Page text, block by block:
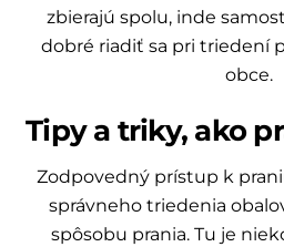
zbierajú spolu, inde
dobré riadiť sa pri triedení
obce.
Tipy a triky, ako
Zodpovedný prístup k
správneho triedenia
spôsobu prania. Tu je